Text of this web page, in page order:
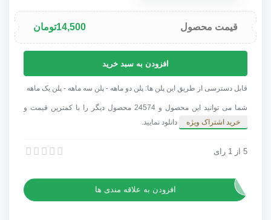
قیمت محصول 14,500تومان
Air
Duct
Cinema
سیستم
مجرای
افزودن به سبد خرید
قابل دسترسی از طریق این پلن ها: پلن دو ماهه - پلن سه ماهه - پلن یک ماهه
شما می توانید این محصول و 24574 محصول دیگر را با کمترین قیمت و
خرید اشتراک ویژه
دانلود نمایید.
پلاگین Air Duct Generator برای Cinema 4D برای ساخت سیستم مجرای هوا
5 از 1 رای
افزودن به علاقه مندی ها